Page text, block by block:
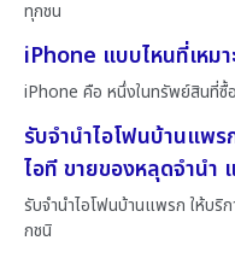
ทุกชน
iPhone แบบไหนที่เหม
iPhone คือ หนึ่งในทรัพย์สินที่ซื้
รับจำนำไอโฟนบ้านแพ
ไอที ขายของหลุดจำนำ
รับจำนำไอโฟนบ้านแพรก ให้บริ
กชนิ